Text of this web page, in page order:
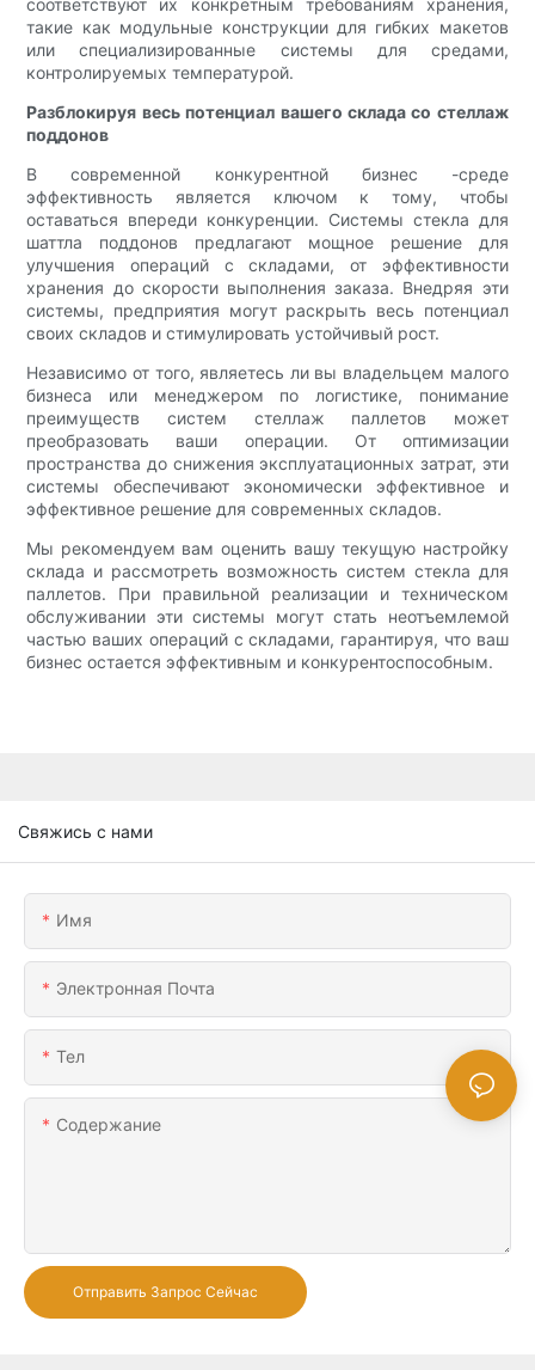
соответствуют их конкретным требованиям хранения,
такие как модульные конструкции для гибких макетов
или специализированные системы для средами,
контролируемых температурой.
Разблокируя весь потенциал вашего склада со стеллаж
поддонов
В современной конкурентной бизнес -среде
эффективность является ключом к тому, чтобы
оставаться впереди конкуренции. Системы стекла для
шаттла поддонов предлагают мощное решение для
улучшения операций с складами, от эффективности
хранения до скорости выполнения заказа. Внедряя эти
системы, предприятия могут раскрыть весь потенциал
своих складов и стимулировать устойчивый рост.
Независимо от того, являетесь ли вы владельцем малого
бизнеса или менеджером по логистике, понимание
преимуществ систем стеллаж паллетов может
преобразовать ваши операции. От оптимизации
пространства до снижения эксплуатационных затрат, эти
системы обеспечивают экономически эффективное и
эффективное решение для современных складов.
Мы рекомендуем вам оценить вашу текущую настройку
склада и рассмотреть возможность систем стекла для
паллетов. При правильной реализации и техническом
обслуживании эти системы могут стать неотъемлемой
частью ваших операций с складами, гарантируя, что ваш
бизнес остается эффективным и конкурентоспособным.
Свяжись с нами
Имя
Электронная Почта
Тел
Содержание
Отправить Запрос Сейчас